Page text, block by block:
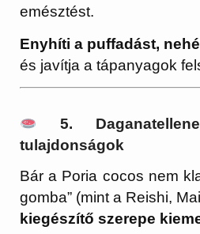
emésztést.
Enyhíti a puffadást,
és javítja a tápanyagok
5.
tulajdonságok
Bár a Poria cocos nem
gomba” (mint a Reishi,
kiegészítő szerepe